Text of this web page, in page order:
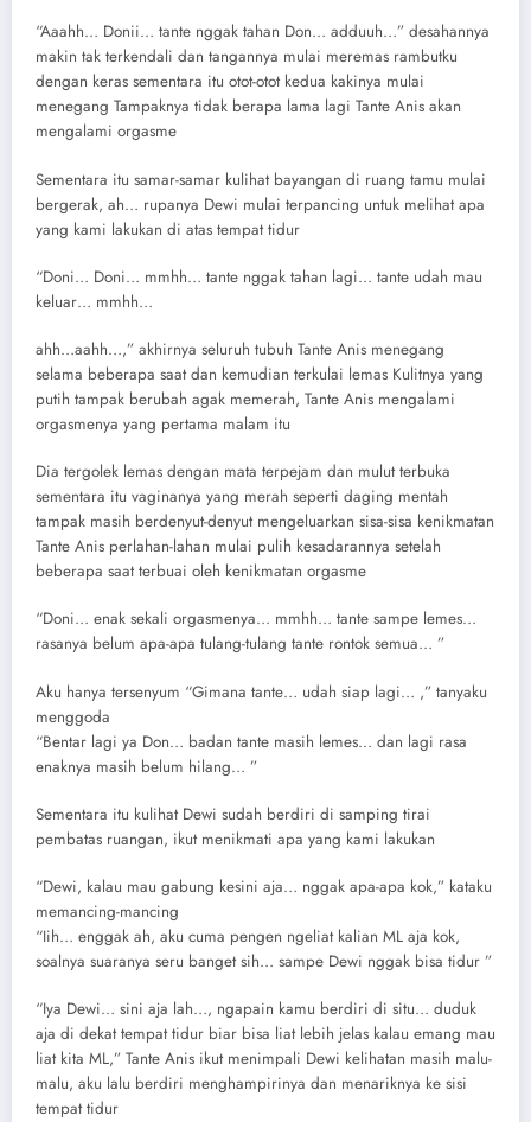
“Aaahh… Donii… tante nggak tahan Don… adduuh…” desahannya
makin tak terkendali dan tangannya mulai meremas rambutku
dengan keras sementara itu otot-otot kedua kakinya mulai
menegang Tampaknya tidak berapa lama lagi Tante Anis akan
mengalami orgasme
Sementara itu samar-samar kulihat bayangan di ruang tamu mulai
bergerak, ah… rupanya Dewi mulai terpancing untuk melihat apa
yang kami lakukan di atas tempat tidur
“Doni… Doni… mmhh… tante nggak tahan lagi… tante udah mau
keluar… mmhh…
ahh…aahh…,” akhirnya seluruh tubuh Tante Anis menegang
selama beberapa saat dan kemudian terkulai lemas Kulitnya yang
putih tampak berubah agak memerah, Tante Anis mengalami
orgasmenya yang pertama malam itu
Dia tergolek lemas dengan mata terpejam dan mulut terbuka
sementara itu vaginanya yang merah seperti daging mentah
tampak masih berdenyut-denyut mengeluarkan sisa-sisa kenikmatan
Tante Anis perlahan-lahan mulai pulih kesadarannya setelah
beberapa saat terbuai oleh kenikmatan orgasme
“Doni… enak sekali orgasmenya… mmhh… tante sampe lemes…
rasanya belum apa-apa tulang-tulang tante rontok semua… ”
Aku hanya tersenyum “Gimana tante… udah siap lagi… ,” tanyaku
menggoda
“Bentar lagi ya Don… badan tante masih lemes… dan lagi rasa
enaknya masih belum hilang… ”
Sementara itu kulihat Dewi sudah berdiri di samping tirai
pembatas ruangan, ikut menikmati apa yang kami lakukan
“Dewi, kalau mau gabung kesini aja… nggak apa-apa kok,” kataku
memancing-mancing
“Iih… enggak ah, aku cuma pengen ngeliat kalian ML aja kok,
soalnya suaranya seru banget sih… sampe Dewi nggak bisa tidur ”
“Iya Dewi… sini aja lah…, ngapain kamu berdiri di situ… duduk
aja di dekat tempat tidur biar bisa liat lebih jelas kalau emang mau
liat kita ML,” Tante Anis ikut menimpali Dewi kelihatan masih malu-
malu, aku lalu berdiri menghampirinya dan menariknya ke sisi
tempat tidur